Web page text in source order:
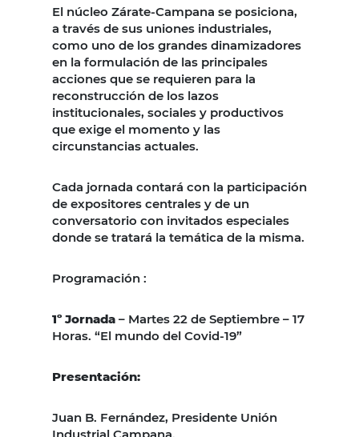
El núcleo Zárate-Campana se posiciona,
a través de sus uniones industriales,
como uno de los grandes dinamizadores
en la formulación de las principales
acciones que se requieren para la
reconstrucción de los lazos
institucionales, sociales y productivos
que exige el momento y las
circunstancias actuales.
Cada jornada contará con la participación
de expositores centrales y de un
conversatorio con invitados especiales
donde se tratará la temática de la misma.
Programación :
1º Jornada – Martes 22 de Septiembre – 17
Horas. “El mundo del Covid-19”
Presentación:
Juan B. Fernández, Presidente Unión
Industrial Campana.